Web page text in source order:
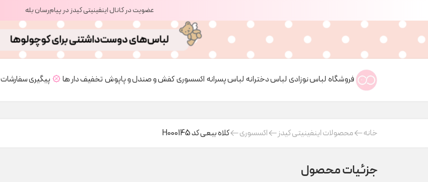
عضویت در کانال اینفینیتی کیدز در پیام‌رسان بله
فروشگاه لباس نوزادی لباس دخترانه لباس پسرانه اکسسوریکفش و صندل و پاپوش تخفیف دار ها پیگیری سفارشات
خانه محصولات اینفینیتی کیدز اکسسوری کلاه ببعی کد H000145
جزئیات محصول